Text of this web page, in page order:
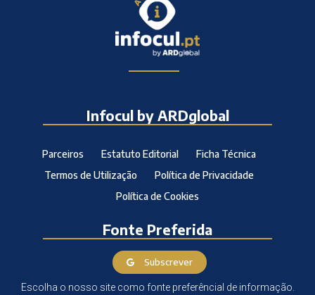
Infocul by ARDglobal
Parceiros Estatuto Editorial
Ficha Técnica
Termos de Utilização
Política de Privacidade
Política de Cookies
Fonte Preferida
Subscrever
Escolha o nosso site como fonte preferêncial de informação.